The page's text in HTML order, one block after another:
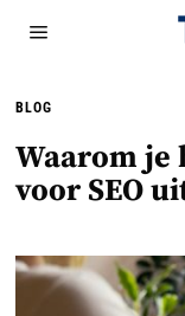
BLOG
Waarom je
voor SEO